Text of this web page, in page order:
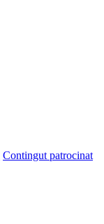
Contingut patrocinat